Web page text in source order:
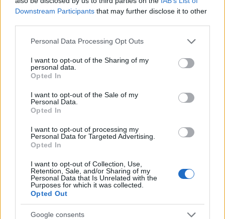
Downstream Participants that may further disclose it to other
Please note that this website/app uses one or more Google
not limited to your visit or usage behaviour. You may click to
grant or deny consent to Google and its third-party tags to
use your data for below specified purposes in below Google
consent section.
Personal Data Processing Opt Outs
I want to opt-out of the Sharing of my
personal data.
Opted In
I want to opt-out of the Sale of my
Personal Data.
Opted In
I want to opt-out of processing my
Personal Data for Targeted Advertising.
Opted In
I want to opt-out of Collection, Use,
Retention, Sale, and/or Sharing of my
Personal Data that Is Unrelated with the
Purposes for which it was collected.
Opted Out
Google consents
Ruha: Samsoe&Samsoe